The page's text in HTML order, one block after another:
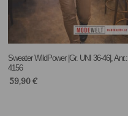
Sweater WildPower |Gr. UNI 36-46|, Anr.:
4156
59,90€